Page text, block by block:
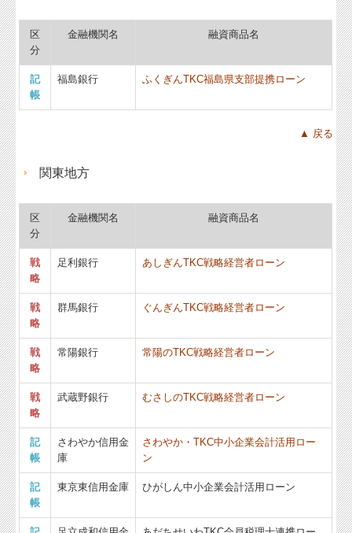
区
分
金融機関名 融資商品名
記
帳
福島銀行 ふくぎんTKC福島県支部提携ローン
▲ 戻る
関東地方
区
分
金融機関名 融資商品名
戦
略
足利銀行 あしぎんTKC戦略経営者ローン
戦
略
群馬銀行 ぐんぎんTKC戦略経営者ローン
戦
略
常陽銀行 常陽のTKC戦略経営者ローン
戦
略
武蔵野銀行 むさしのTKC戦略経営者ローン
記
帳
さわやか信用金
庫
さわやか・TKC中小企業会計活用ロー
ン
記
帳
東京東信用金庫 ひがしん中小企業会計活用ローン